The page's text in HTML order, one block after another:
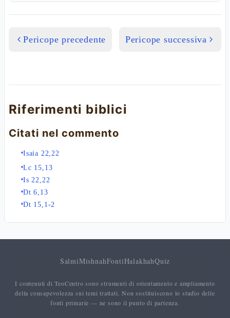
Pericope precedente Pericope successiva
Riferimenti biblici
Citati nel commento
Isaia 22,22
Lc 15,13
Is 22,22
Dt 6,13
Dt 15,1-2
SalmiMishnahFontiHalakhahQuiz
I contenuti di TeoCentro sono strumenti di orientamento e ampliamento
della consapevolezza sui temi trattati. Non sostituiscono lo studio delle
fonti primarie — ne sono il punto di partenza.